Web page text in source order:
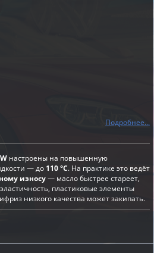
Подробнее...
настроены на повышенную
— до 110 °C. На практике это ведёт
износу— масло быстрее стареет,
пластиковые элементы
низкого качества может закипать.